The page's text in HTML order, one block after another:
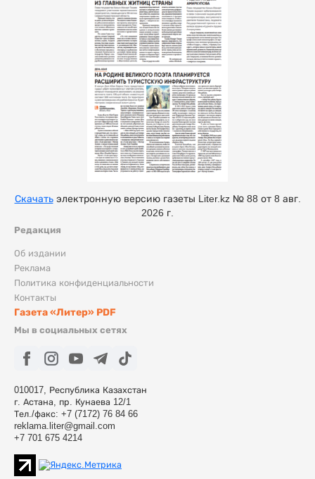
Редакция
Об издании
Реклама
Политика конфиденциальности
Контакты
Газета «Литер» PDF
Мы в социальных сетях
010017, Республика Казахстан
г. Астана, пр. Кунаева 12/1
Тел./факс: +7 (7172) 76 84 66
reklama.liter@gmail.com
+7 701 675 4214
Скачатьэлектронную версию газеты Liter.kz № 88 от 8 авг.
2026 г.